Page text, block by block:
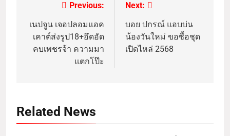
Previous:
เนปจูน เจอปลอมแอค
เคาต์ส่งรูป18+อึดอัด
คบเพชรจ้า ความมา
แตกโป๊ะ
Next:
บอย ปกรณ์ แอบบ่น
น้องวันใหม่ ขอซื้อชุด
เปิดไหล่ 2568
Related News